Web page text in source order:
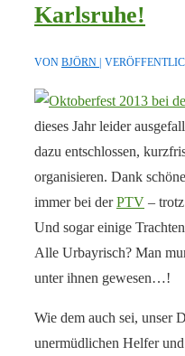
Karlsruhe!
VON BJÖRN
dieses Jahr leider
dazu entschlossen,
organisieren. Dank
immer bei derPTV –
Und sogar einige
Alle Urbayrisch? Man
unter ihnen gewesen…!
Wie dem auch sei, unser
unermüdlichen Helfer